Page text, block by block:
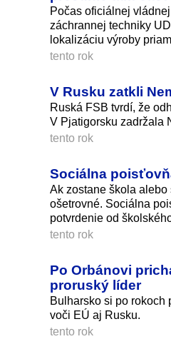
Počas oficiálnej
záchrannej techniky
lokalizáciu výroby
tento rok
V Rusku zatkli
Ruská FSB tvrdí, že
V Pjatigorsku zadržala
tento rok
Sociálna
Ak zostane škola
ošetrovné. Sociálna
potvrdenie od
tento rok
Po Orbánovi
proruský líder
Bulharsko si po
voči EÚ aj Rusku.
tento rok